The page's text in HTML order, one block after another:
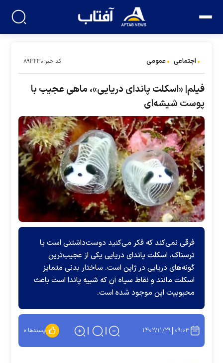
اجتماعی عمومی کد خبر:۸۹۳۲۳۰
فیلم| «اسکلت پاندای دریایی»، ماهی عجیب با
پوست شیشه‌ای
فرقی نمی‌کند که فکر می‌کنید دوست‌داشتنی است یا
ترسناک، اسکلت پاندای دریایی یکی از عجیب‌ترین
گونه‌های دریایی در ژاپن است. ساختار بدنی متمایز
اسکلت مانند و نقاط سیاه آن که شبیه پاندا است باعث
محبوبیت این موجود شده است.
۰۹:۰۳ ۱۴۰۲/۱۱/۲۹ پسندها:۰